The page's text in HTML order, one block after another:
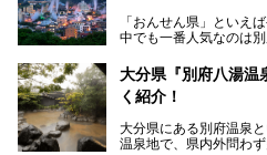
な市営温泉をまとめま
Let’s go to Hell !
「おんせん県」といえ
中でも一番人気なのは別
中いても飽きません。
普通に温泉に浸かる以
名ですよね。
別府温泉は共同湯も多
ている所もあります。
大分県『別府八湯温
く紹介！
大分県にある別府温泉
温泉地で、県内外問わ